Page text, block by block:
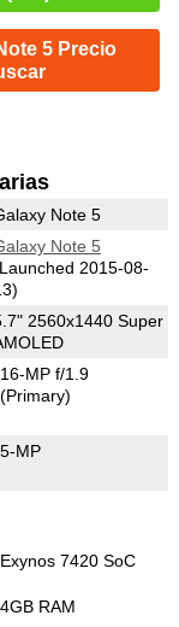
5 Precio
Note 5
Note 5
2015-08-
2560x1440 Super
16-MP f/1.9
(Primary)
5-MP
Exynos 7420 SoC
4GB RAM